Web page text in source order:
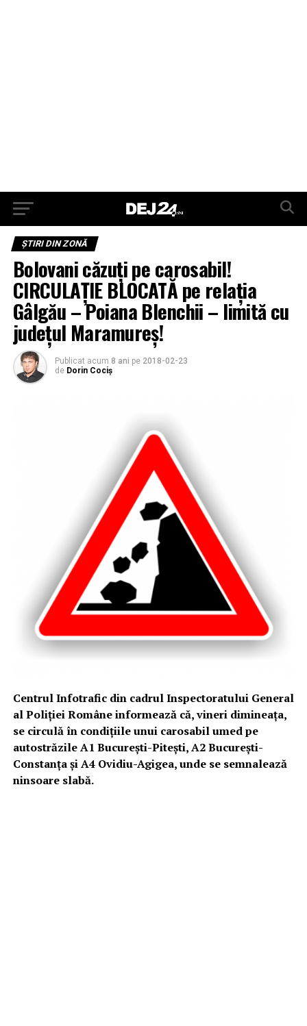
ŞTIRI DIN ZONĂ
Bolovani căzuți pe carosabil!
CIRCULAȚIE BLOCATĂ pe relația
Gâlgău – Poiana Blenchii – limită cu
județul Maramureș!
Publicat acum 8 ani pe 2018-02-23
de Dorin Cociș
Centrul Infotrafic din cadrul Inspectoratului General
al Poliţiei Române informează că, vineri dimineața,
se circulă în condiţiile unui carosabil umed pe
autostrăzile A1 Bucureşti-Piteşti, A2 Bucureşti-
Constanţa şi A4 Ovidiu-Agigea, unde se semnalează
ninsoare slabă.